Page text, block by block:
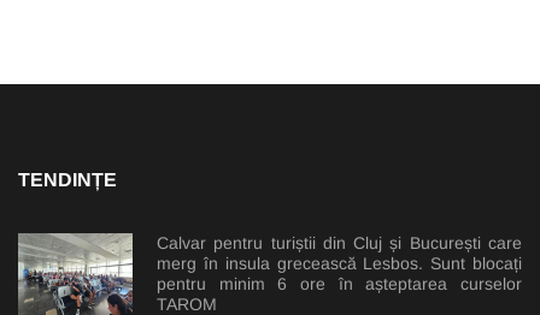
TENDINȚE
Calvar pentru turiștii din Cluj și București care
merg în insula grecească Lesbos. Sunt blocați
pentru minim 6 ore în așteptarea curselor
TAROM